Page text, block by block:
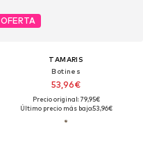
OFERTA
TAMARIS
Botines
53,96€
Precio original: 79,95€
Último precio más bajo:53,96€